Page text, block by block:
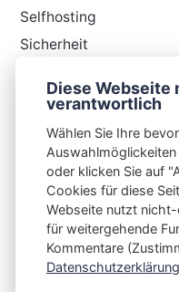
Selfhosting
Sicherheit
Thunderbird
Integrating Open-
Impressum
Diese Webseite
verantwortlich
Wählen Sie Ihre
oder klicken Sie auf
Cookies für diese
Webseite nutzt
für weitergehende
Kommentare